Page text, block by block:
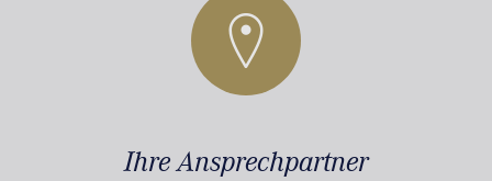
Ihre Ansprechpartner